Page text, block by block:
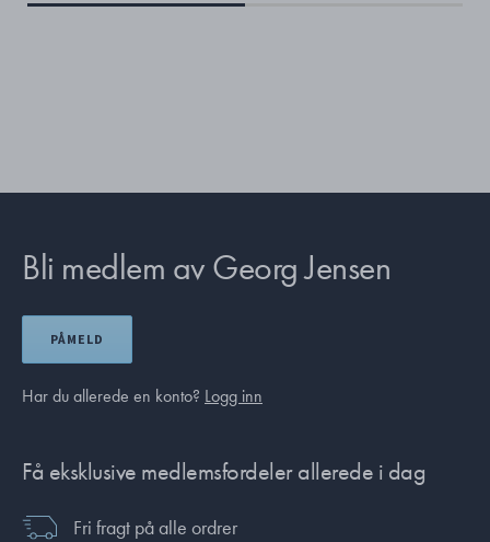
Bli medlem av Georg Jensen
PÅMELD
Har du allerede en konto? Logg inn
Få eksklusive medlemsfordeler allerede i dag
Fri fragt på alle ordrer